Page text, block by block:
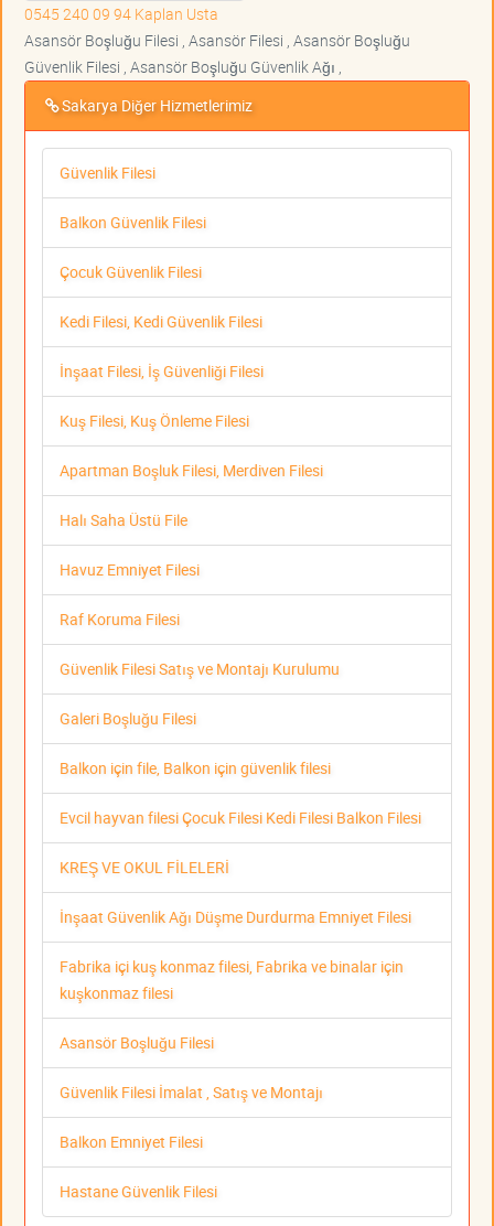
0545 240 09 94 Kaplan Usta
Asansör Boşluğu Filesi , Asansör Filesi , Asansör Boşluğu
Güvenlik Filesi , Asansör Boşluğu Güvenlik Ağı ,
Sakarya Diğer Hizmetlerimiz
Güvenlik Filesi
Balkon Güvenlik Filesi
Çocuk Güvenlik Filesi
Kedi Filesi, Kedi Güvenlik Filesi
İnşaat Filesi, İş Güvenliği Filesi
Kuş Filesi, Kuş Önleme Filesi
Apartman Boşluk Filesi, Merdiven Filesi
Halı Saha Üstü File
Havuz Emniyet Filesi
Raf Koruma Filesi
Güvenlik Filesi Satış ve Montajı Kurulumu
Galeri Boşluğu Filesi
Balkon için file, Balkon için güvenlik filesi
Evcil hayvan filesi Çocuk Filesi Kedi Filesi Balkon Filesi
KREŞ VE OKUL FİLELERİ
İnşaat Güvenlik Ağı Düşme Durdurma Emniyet Filesi
Fabrika içi kuş konmaz filesi, Fabrika ve binalar için
kuşkonmaz filesi
Asansör Boşluğu Filesi
Güvenlik Filesi İmalat , Satış ve Montajı
Balkon Emniyet Filesi
Hastane Güvenlik Filesi